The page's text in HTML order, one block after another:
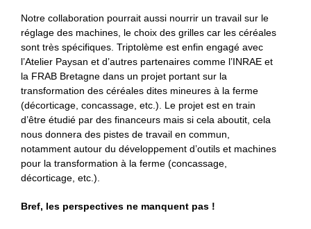
Notre collaboration pourrait aussi nourrir un travail sur le
réglage des machines, le choix des grilles car les céréales
sont très spécifiques. Triptolème est enfin engagé avec
l’Atelier Paysan et d’autres partenaires comme l’INRAE et
la FRAB Bretagne dans un projet portant sur la
transformation des céréales dites mineures à la ferme
(décorticage, concassage, etc.). Le projet est en train
d’être étudié par des financeurs mais si cela aboutit, cela
nous donnera des pistes de travail en commun,
notamment autour du développement d’outils et machines
pour la transformation à la ferme (concassage,
décorticage, etc.).
Bref, les perspectives ne manquent pas !